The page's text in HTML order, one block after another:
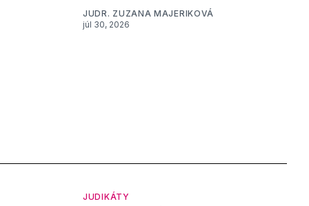
JUDR. ZUZANA MAJERIKOVÁ
júl 30, 2026
JUDIKÁTY